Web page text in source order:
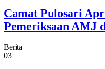
Camat Pulosari
Pemeriksaan AMJ
Berita
03